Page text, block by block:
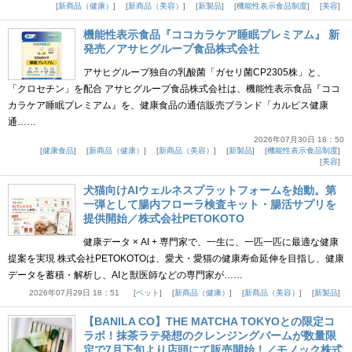
新商品（健康） 新商品（美容） 新製品 機能性表示食品制度 美容
機能性表示食品『ココカラケア睡眠プレミアム』 新
発売／アサヒグループ食品株式会社
アサヒグループ独自の乳酸菌「ガセリ菌CP2305株」と、
「クロセチン」を配合 アサヒグループ食品株式会社は、機能性表示食品『ココ
カラケア睡眠プレミアム』を、健康食品の通信販売ブランド「カルピス健康
通……
2026年07月30日 18：50
健康食品
新商品（健康） 新商品（美容） 新製品
機能性表示食品制度
美容
犬猫向けAIウェルネスプラットフォームを始動。第
一弾として腸内フローラ検査キット・腸活サプリを
提供開始／株式会社PETOKOTO
健康データ × AI + 専門家で、一生に、一匹一匹に最適な健康
提案を実現 株式会社PETOKOTOは、愛犬・愛猫の健康寿命延伸を目指し、健康
データを蓄積・解析し、AIと獣医師などの専門家が……
2026年07月29日 18：51 ペット 新商品（健康） 新商品（美容） 新製品
【BANILA CO】THE MATCHA TOKYOとの限定コ
ラボ！抹茶ラテ発想のクレンジングバームが数量限